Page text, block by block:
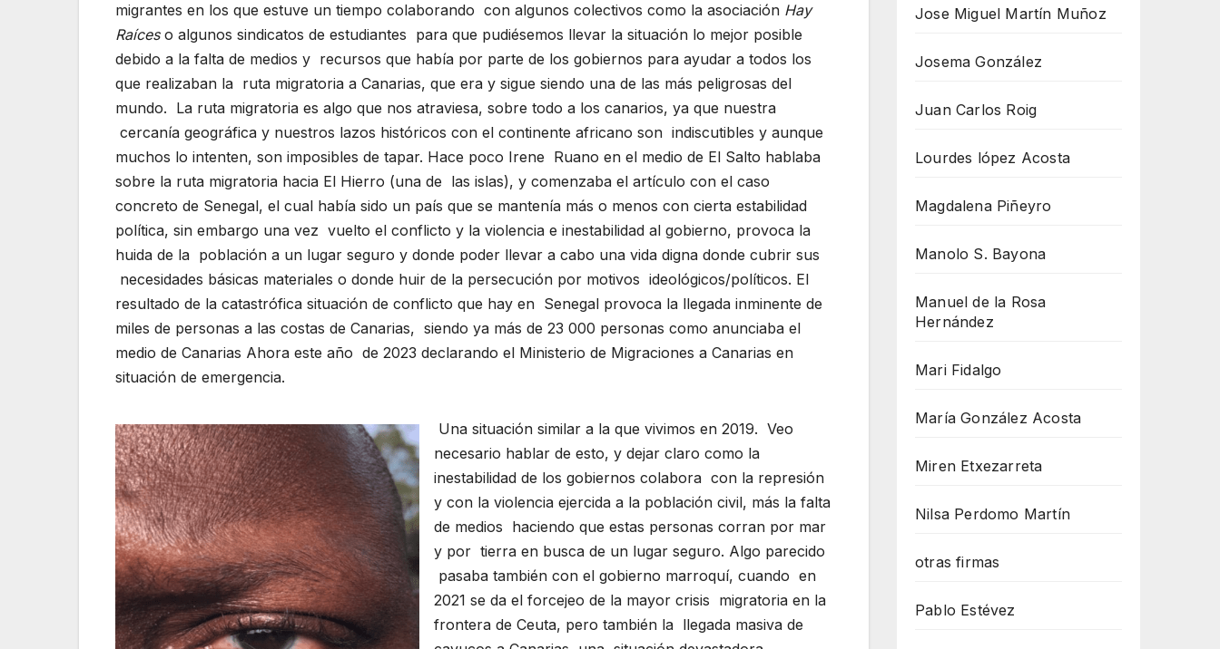
migrantes en los que estuve un tiempo colaborando con algunos colectivos como la asociación Hay
Raíces o algunos sindicatos de estudiantes para que pudiésemos llevar la situación lo mejor posible
debido a la falta de medios y recursos que había por parte de los gobiernos para ayudar a todos los
que realizaban la ruta migratoria a Canarias, que era y sigue siendo una de las más peligrosas del
mundo. La ruta migratoria es algo que nos atraviesa, sobre todo a los canarios, ya que nuestra
cercanía geográfica y nuestros lazos históricos con el continente africano son indiscutibles y aunque
muchos lo intenten, son imposibles de tapar. Hace poco Irene Ruano en el medio de El Salto hablaba
sobre la ruta migratoria hacia El Hierro (una de las islas), y comenzaba el artículo con el caso
concreto de Senegal, el cual había sido un país que se mantenía más o menos con cierta estabilidad
política, sin embargo una vez vuelto el conflicto y la violencia e inestabilidad al gobierno, provoca la
huida de la población a un lugar seguro y donde poder llevar a cabo una vida digna donde cubrir sus
necesidades básicas materiales o donde huir de la persecución por motivos ideológicos/políticos. El
resultado de la catastrófica situación de conflicto que hay en Senegal provoca la llegada inminente de
miles de personas a las costas de Canarias, siendo ya más de 23 000 personas como anunciaba el
medio de Canarias Ahora este año de 2023 declarando el Ministerio de Migraciones a Canarias en
situación de emergencia.
Una situación similar a la que vivimos en 2019. Veo
necesario hablar de esto, y dejar claro como la
inestabilidad de los gobiernos colabora con la represión
y con la violencia ejercida a la población civil, más la falta
de medios haciendo que estas personas corran por mar
y por tierra en busca de un lugar seguro. Algo parecido
pasaba también con el gobierno marroquí, cuando en
2021 se da el forcejeo de la mayor crisis migratoria en la
frontera de Ceuta, pero también la llegada masiva de
Jose Miguel Martín Muñoz
Josema González
Juan Carlos Roig
Lourdes lópez Acosta
Magdalena Piñeyro
Manolo S. Bayona
Manuel de la Rosa
Hernández
Mari Fidalgo
María González Acosta
Miren Etxezarreta
Nilsa Perdomo Martín
otras firmas
Pablo Estévez